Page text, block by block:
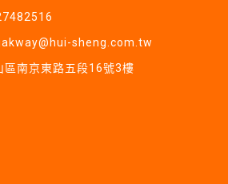
sheng.com.tw
區南京東路五段16號3樓